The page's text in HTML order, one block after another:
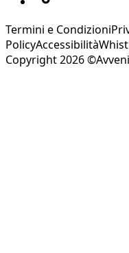
Termini e Condizioni
PolicyAccessibilità
Copyright 2026